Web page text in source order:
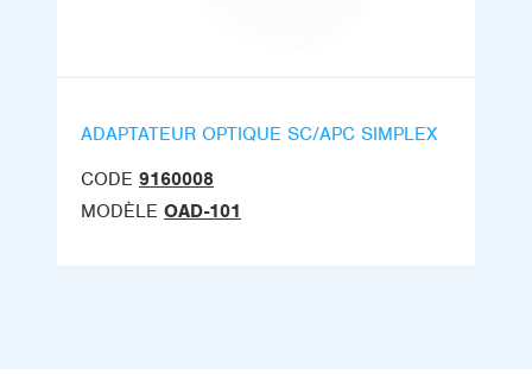
ADAPTATEUR OPTIQUE SC/APC SIMPLEX
CODE 9160008
MODÈLE OAD-101